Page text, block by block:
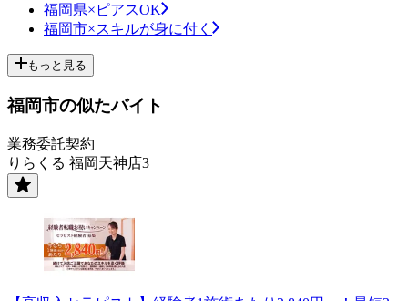
福岡県×ピアスOK
福岡市×スキルが身に付く
もっと見る
福岡市の似たバイト
業務委託契約
りらくる 福岡天神店3